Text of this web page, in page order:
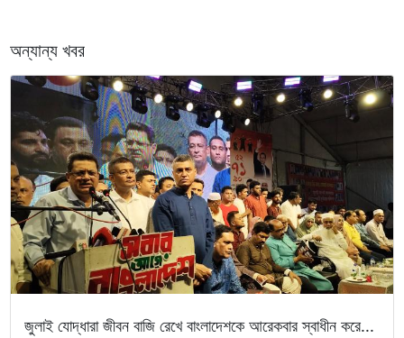
অন্যান্য খবর
জুলাই যোদ্ধারা জীবন বাজি রেখে বাংলাদেশকে আরেকবার স্বাধীন করে...